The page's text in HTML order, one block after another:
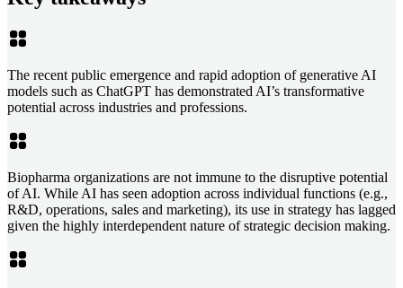
The recent public emergence and rapid adoption of generative AI
models such as ChatGPT has demonstrated AI’s transformative
potential across industries and professions.
Biopharma organizations are not immune to the disruptive potential
of AI. While AI has seen adoption across individual functions (e.g.,
R&D, operations, sales and marketing), its use in strategy has lagged
given the highly interdependent nature of strategic decision making.